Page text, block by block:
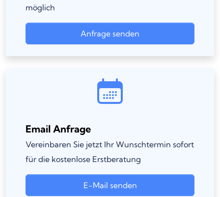
möglich
Anfrage senden
Email Anfrage
Vereinbaren Sie jetzt Ihr Wunschtermin sofort
für die kostenlose Erstberatung
E-Mail senden